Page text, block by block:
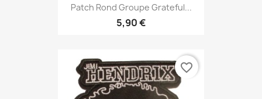
Patch Rond Groupe Grateful...
5,90 €
favorite_border